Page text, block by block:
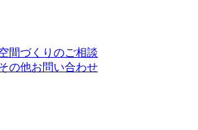
間づくりのご相談
の他お問い合わせ